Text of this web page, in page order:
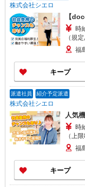
株式会社シエロ
【
時
（規定あり） ゜+゜・
+゜ 入
頂くと,
い・
+゜・
福
キープ
派遣社員 紹介予定派遣
株式会社シエロ
人気
時
（上限800円） ゜+
+゜ 入社
頂くと,
い・
+゜・
福
キープ